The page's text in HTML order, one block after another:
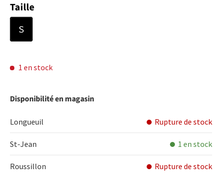
Taille
S
1 en stock
Disponibilité en magasin
Longueuil Rupture de stock
St-Jean 1 en stock
Roussillon Rupture de stock